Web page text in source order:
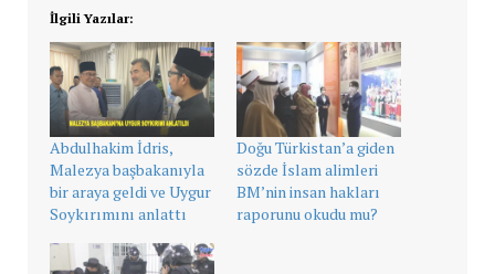
İlgili Yazılar:
Abdulhakim İdris,
Malezya başbakanıyla
bir araya geldi ve Uygur
Soykırımını anlattı
Doğu Türkistan’a giden
sözde İslam alimleri
BM’nin insan hakları
raporunu okudu mu?